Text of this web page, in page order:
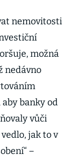
nemovitosti
možná
nedávno
banky od
vůči
jak to v
–